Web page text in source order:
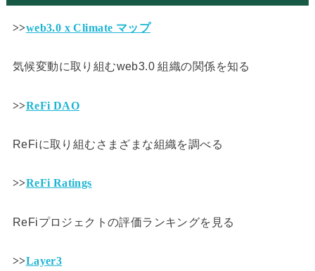
>>web3.0 x Climate マップ
気候変動に取り組むweb3.0 組織の関係を知る
>>ReFi DAO
ReFiに取り組むさまざまな組織を調べる
>>ReFi Ratings
ReFiプロジェクトの評価ランキングを見る
>>Layer3